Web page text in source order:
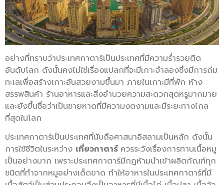
อย่างที่ทราบว่าประเทศกาตาร์เป็นประเทศที่มีความร่ำรวยติด
อันดับโลก ดังนั้นคงไม่ใช่เรื่องแปลกที่จะมีเกาะจำลองซึ่งมีการถ่ม
ทะเลเพื่อสร้างเกาะอันสวยงามขึ้นมา ภายในเกาะมีที่พัก ห้าง
สรรพสินค้า ร้านอาหารและสิ่งอำนวยความสะดวกสุดหรูมากมาย
และยังขึ้นชื่อว่าเป็นชายหาดที่มีความงดงามและมีระยะทางไกล
ที่สุดในโลก
ประเทศกาตาร์เป็นประเทศที่นับถือศาสนาอิสลามเป็นหลัก ดังนั้น
การใช้ชีวิตในระหว่าง เที่ยวกาตาร์ ควรระวังเรื่องการทานเนื้อหมู
เป็นอย่างมาก เพราะประเทศกาตาร์มีกฎห้ามนำเข้าผลิตภัณฑ์ทุก
ชนิดที่ทำจากหมูอย่างเด็ดขาด ทำให้อาหารในประเทศกาตาร์ที่มี